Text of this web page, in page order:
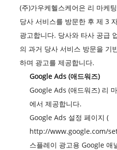
(주)가우케헬스케어은 리 마케
당사 서비스를 방문한 후 제 3
광고합니다. 당사와 타사 공급
의 과거 당사 서비스 방문을 기
하며 광고를 제공합니다.
Google Ads (애드워즈)
Google Ads (애드워즈) 리
에서 제공합니다.
Google Ads 설정 페이지 (
http://www.google.com/
스플레이 광고용 Google 애